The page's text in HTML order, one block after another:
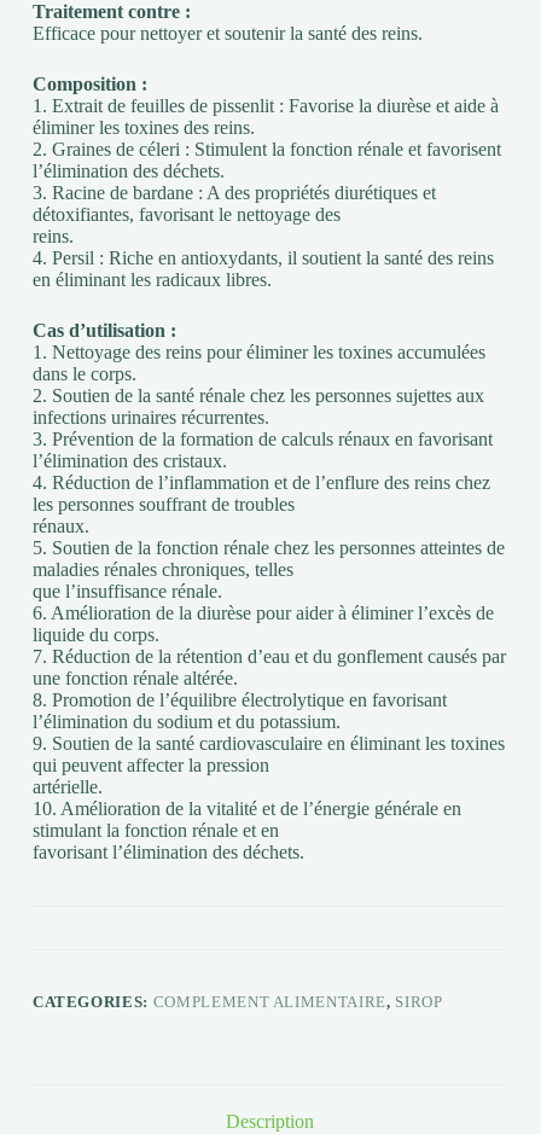
Traitement contre :
Efficace pour nettoyer et soutenir la santé des reins.
Composition :
1. Extrait de feuilles de pissenlit : Favorise la diurèse et aide à
éliminer les toxines des reins.
2. Graines de céleri : Stimulent la fonction rénale et favorisent
l’élimination des déchets.
3. Racine de bardane : A des propriétés diurétiques et
détoxifiantes, favorisant le nettoyage des
reins.
4. Persil : Riche en antioxydants, il soutient la santé des reins
en éliminant les radicaux libres.
Cas d’utilisation :
1. Nettoyage des reins pour éliminer les toxines accumulées
dans le corps.
2. Soutien de la santé rénale chez les personnes sujettes aux
infections urinaires récurrentes.
3. Prévention de la formation de calculs rénaux en favorisant
l’élimination des cristaux.
4. Réduction de l’inflammation et de l’enflure des reins chez
les personnes souffrant de troubles
rénaux.
5. Soutien de la fonction rénale chez les personnes atteintes de
maladies rénales chroniques, telles
que l’insuffisance rénale.
6. Amélioration de la diurèse pour aider à éliminer l’excès de
liquide du corps.
7. Réduction de la rétention d’eau et du gonflement causés par
une fonction rénale altérée.
8. Promotion de l’équilibre électrolytique en favorisant
l’élimination du sodium et du potassium.
9. Soutien de la santé cardiovasculaire en éliminant les toxines
qui peuvent affecter la pression
artérielle.
10. Amélioration de la vitalité et de l’énergie générale en
stimulant la fonction rénale et en
favorisant l’élimination des déchets.
CATEGORIES: COMPLEMENT ALIMENTAIRE, SIROP
Description